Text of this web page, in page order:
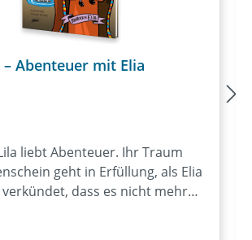
– Abenteuer mit Elia
liebt Abenteuer. Ihr Traum
geht in Erfüllung, als Elia
dass es nicht mehr